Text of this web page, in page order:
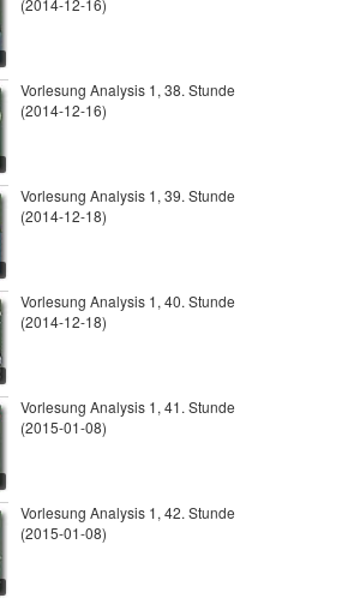
(2014-12-16)
Vorlesung Analysis 1, 38. Stunde
(2014-12-16)
Vorlesung Analysis 1, 39. Stunde
(2014-12-18)
Vorlesung Analysis 1, 40. Stunde
(2014-12-18)
Vorlesung Analysis 1, 41. Stunde
(2015-01-08)
Vorlesung Analysis 1, 42. Stunde
(2015-01-08)